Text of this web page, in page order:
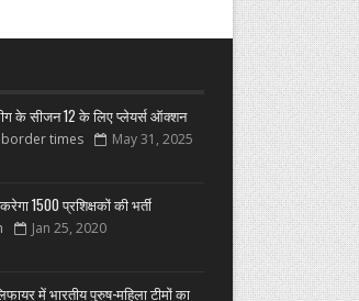
के सीजन 12 के लिए प्लेयर्स ऑक्शन
border times May 31, 2025
1500 प्रशिक्षकों की भर्ती
Jan 25, 2020
में भारतीय पुरुष-महिला टीमों का